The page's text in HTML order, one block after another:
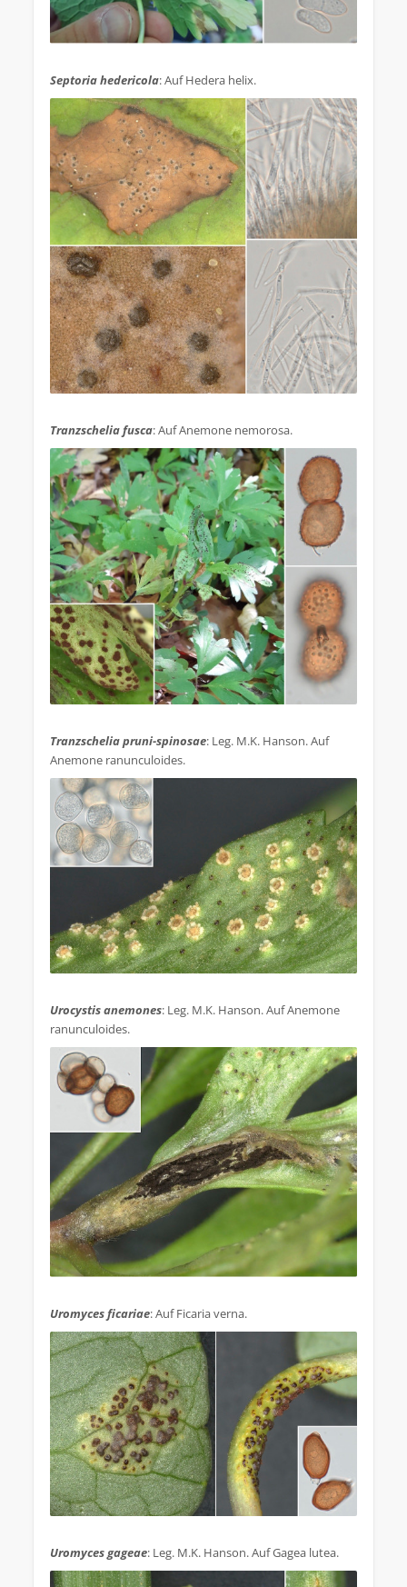
Septoria hedericola: Auf Hedera helix.
Tranzschelia fusca: Auf Anemone nemorosa.
Tranzschelia pruni-spinosae: Leg. M.K. Hanson. Auf
Anemone ranunculoides.
Urocystis anemones: Leg. M.K. Hanson. Auf Anemone
ranunculoides.
Uromyces ficariae: Auf Ficaria verna.
Uromyces gageae: Leg. M.K. Hanson. Auf Gagea lutea.